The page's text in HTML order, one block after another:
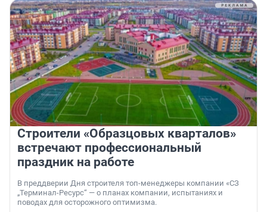
Строители «Образцовых кварталов»
встречают профессиональный
праздник на работе
В преддверии Дня строителя топ-менеджеры компании «СЗ
„Терминал-Ресурс“ — о планах компании, испытаниях и
поводах для осторожного оптимизма.